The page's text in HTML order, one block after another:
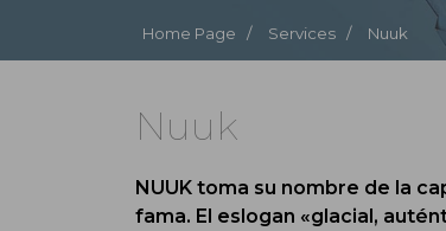
Home Page / Services / Nuuk
Nuuk
NUUK toma su nombre de la
fama. El eslogan «glacial,